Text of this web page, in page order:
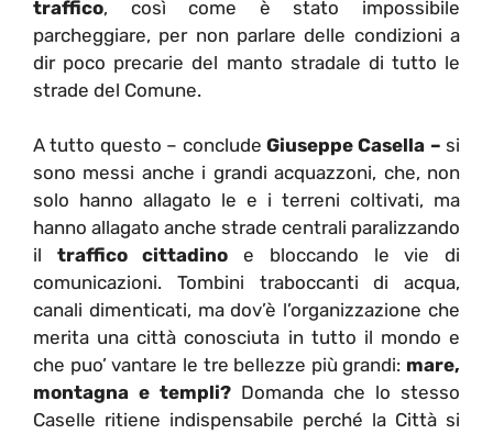
traffico, così come è stato impossibile
parcheggiare, per non parlare delle condizioni a
dir poco precarie del manto stradale di tutto le
strade del Comune.
A tutto questo – conclude Giuseppe Casella – si
sono messi anche i grandi acquazzoni, che, non
solo hanno allagato le e i terreni coltivati, ma
hanno allagato anche strade centrali paralizzando
il traffico cittadino e bloccando le vie di
comunicazioni. Tombini traboccanti di acqua,
canali dimenticati, ma dov’è l’organizzazione che
merita una città conosciuta in tutto il mondo e
che puo’ vantare le tre bellezze più grandi: mare,
montagna e templi? Domanda che lo stesso
Caselle ritiene indispensabile perché la Città si